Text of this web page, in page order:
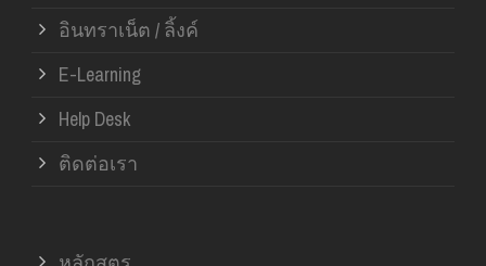
อินทราเน็ต / ลิ้งค์
E-Learning
Help Desk
ติดต่อเรา